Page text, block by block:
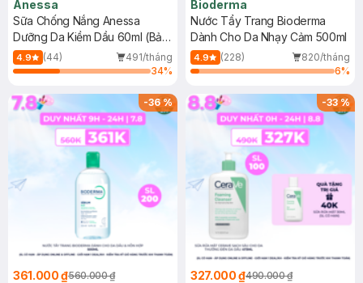
Anessa
Sữa Chống Nắng Anessa
Dưỡng Da Kiềm Dầu 60ml (Bản
Mới)
4.9 (44)
491/tháng
34%
Bioderma
Nước Tẩy Trang Bioderma
Dành Cho Da Nhạy Cảm 500ml
4.9 (228)
820/tháng
6%
-36%
361.000 ₫560.000 ₫
-33%
327.000 ₫490.000 ₫